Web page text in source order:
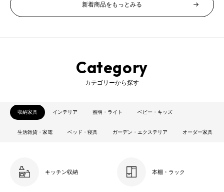
新着商品をもっとみる
Category
カテゴリーから探す
収納家具 インテリア 照明・ライト ベビー・キッズ
生活雑貨・家電 ベッド・寝具 ガーデン・エクステリア オーダー家具
キッチン収納 本棚・ラック